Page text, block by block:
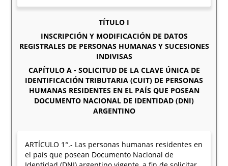
TÍTULO I
INSCRIPCIÓN Y MODIFICACIÓN DE DATOS
REGISTRALES DE PERSONAS HUMANAS Y SUCESIONES
INDIVISAS
CAPÍTULO A - SOLICITUD DE LA CLAVE ÚNICA DE
IDENTIFICACIÓN TRIBUTARIA (CUIT) DE PERSONAS
HUMANAS RESIDENTES EN EL PAÍS QUE POSEAN
DOCUMENTO NACIONAL DE IDENTIDAD (DNI)
ARGENTINO
ARTÍCULO 1°.- Las personas humanas residentes en
el país que posean Documento Nacional de